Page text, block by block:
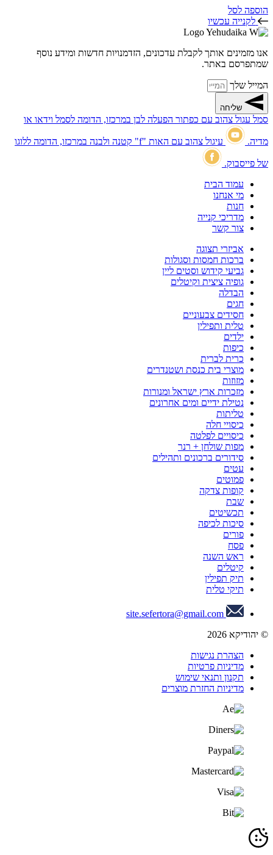
הוספה לסל
לקנייה עכשיו
אנו מזמינים אותך לקבלת עדכונים, הזדמנויות חדשות ומידע נוסף
שמתפרסם באתר.
המייל שלך
שליחה
סמל עגול צהוב עם כפתור הפעלה לבן במרכזו, הדומה לסמל וידאו או
מדיה. עיגול צהוב עם האות "f" קטנה ולבנה במרכזו, הדומה ללוגו
של פייסבוק.
עמוד הבית
מי אנחנו
חנות
מדריכי קנייה
צור קשר
אביזרי תצוגה
ברכות חמסות וסגולות
גביעי קידוש וסטים ליין
גופיה ציצית וקיטלים
הבדלה
חגים
חסידים צבעוניים
טלית ותפילין
ילדים
כיפות
כרית לברית
מוצרי בית כנסת ושטנדרים
מזוזות
מזכרות ארץ ישראל ומנורות
נטילת ידיים ומים אחרונים
טליתות
כיסויי חלה
כיסויים לפלטה
מפות שולחן + רנר
סידורים ברכונים ותהילים
עטים
פמוטים
קופות צדקה
שבת
תכשיטים
סיכות לכיפה
פורים
פסח
ראש השנה
קיטלים
תיק תפילין
תיקי טלית
site.sefertora@gmail.com
© יהודיקא 2026
הצהרת נגישות
מדיניות פרטיות
תקנון ותנאי שימוש
מדיניות החזרת מוצרים